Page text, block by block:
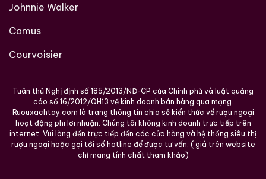
Được đánh giá cao tại các thị trường nhập khẩu
như Singapore, Hong Kong, Malaysia.
6. Thưởng thức & kết hợp món ăn
Người Trung Hoa thường uống Hoàng Tửu theo ba
kiểu:
Uống ấm 40–50°Cđể mở mùi thơm tối đa
Uống lạnh 10–12°C để vị đậm hơn, dễ uống hơn
Johnnie Walker
Camus
Courvoisier
Tuân thủ Nghị định số 185/2013/NĐ-CP của Chính phủ và luật quảng
cáo số 16/2012/QH13 về kinh doanh bán hàng qua mạng.
Ruouxachtay.com là trang thông tin chia sẻ kiến thức về rượu ngoại
hoạt động phi lơi nhuận. Chúng tôi không kinh doanh trực tiếp trên
internet. Vui lòng đến trực tiếp đến các cửa hàng và hệ thống siêu thị
rượu ngoại hoặc gọi tới số hotline để được tư vấn. ( giá trên website
chỉ mang tính chất tham khảo)